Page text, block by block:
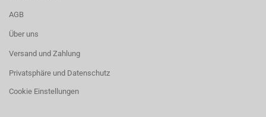
AGB
Über uns
Versand und Zahlung
Privatsphäre und Datenschutz
Cookie Einstellungen